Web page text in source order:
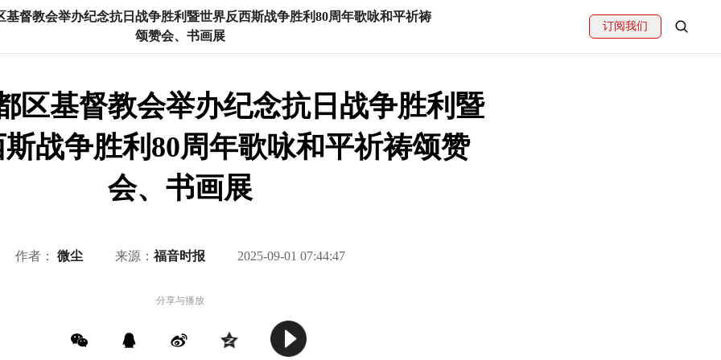
基督教会举办纪念抗日战争胜利暨世界反西斯战争胜利80周年歌咏和平祈祷
颂赞会、书画展
订阅我们
区基督教会举办纪念抗日战争胜利暨
战争胜利80周年歌咏和平祈祷颂赞
会、书画展
作者： 微尘 来源： 福音时报 2025-09-01 07:44:47
分享与播放